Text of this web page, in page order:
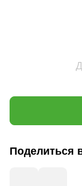
Поделиться